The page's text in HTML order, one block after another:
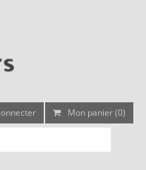
Mon panier (0)